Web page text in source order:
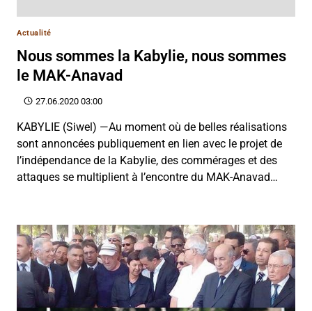
Actualité
Nous sommes la Kabylie, nous sommes
le MAK-Anavad
27.06.2020 03:00
KABYLIE (Siwel) —Au moment où de belles réalisations
sont annoncées publiquement en lien avec le projet de
l’indépendance de la Kabylie, des commérages et des
attaques se multiplient à l’encontre du MAK-Anavad…